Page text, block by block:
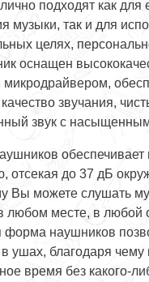
подходят как для
музыки, так и для
целях,
оснащен
микродрайвером,
звучания,
звук с
отсекая до 37 дБ
Вы можете слушать
любом месте, в любой
форма наушников
в ушах, благодаря
время без какого-